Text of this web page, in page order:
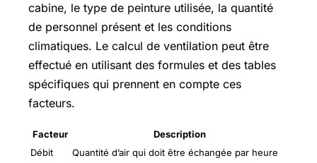
cabine, le type de peinture utilisée, la quantité
de personnel présent et les conditions
climatiques. Le calcul de ventilation peut être
effectué en utilisant des formules et des tables
spécifiques qui prennent en compte ces
facteurs.
Facteur
Description
Débit
Quantité d’air qui doit être échangée par heure